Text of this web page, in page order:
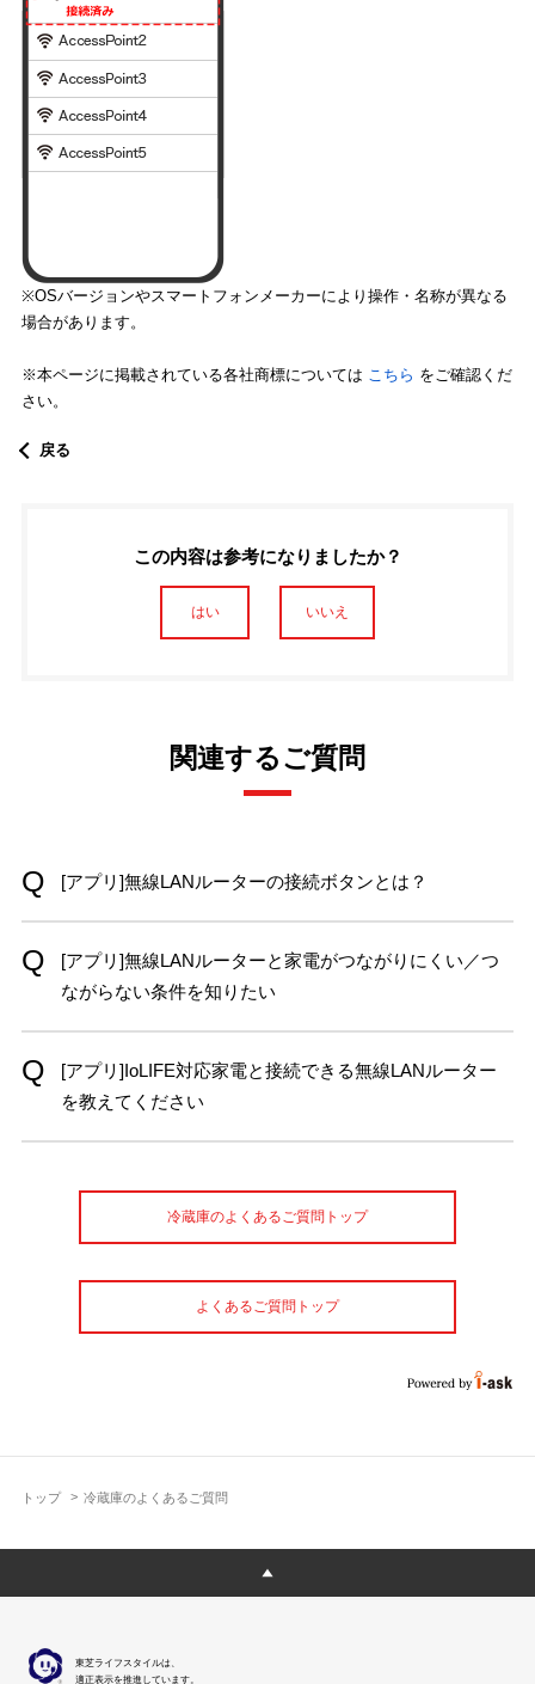
トップ 冷蔵庫のよくあるご質問
※OSバージョンやスマートフォンメーカーにより操作・名称が異なる
場合があります。
※本ページに掲載されている各社商標については こちら をご確認くだ
さい。
戻る
この内容は参考になりましたか？
はい いいえ
関連するご質問
[アプリ]無線LANルーターの接続ボタンとは？
[アプリ]無線LANルーターと家電がつながりにくい／つ
ながらない条件を知りたい
[アプリ]IoLIFE対応家電と接続できる無線LANルーター
を教えてください
冷蔵庫のよくあるご質問トップ
よくあるご質問トップ
東芝ライフスタイルは、
適正表示を推進しています。